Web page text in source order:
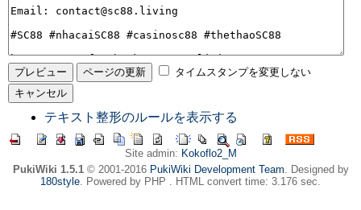
タイムスタンプを変更しない
テキスト整形のルールを表示する
Site admin: Kokoflo2_M
PukiWiki 1.5.1© 2001-2016 PukiWiki Development Team. Designed by
180style. Powered by PHP . HTML convert time: 3.176 sec.